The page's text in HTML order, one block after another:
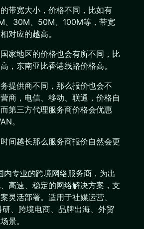
带宽大小，价格不同，比如有
、30M、50M、100M等，带宽
对应的越高。
家地区的价格也会有所不同，比
，东南亚比香港线路价格高。
提供商不同，那么报价也会不
商，电信、移动、联通，价格自
第三方代理服务商价格会优惠
。
间越长那么服务商报价自然会更
内专业的跨境网络服务商，为出
高速、稳定的网络解决方案，支
灵活部署。适用于社媒运营、
、跨境电商、品牌出海、外贸
景。